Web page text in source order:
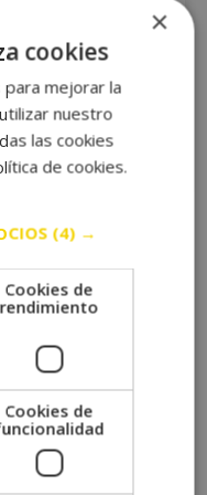
completa y efectiva
como la
evitar lesiones, es
de entrenamiento
×
cookies
mejorar la
nuestro
las cookies
de cookies.
(4) →
Cookies de
rendimiento
Cookies de